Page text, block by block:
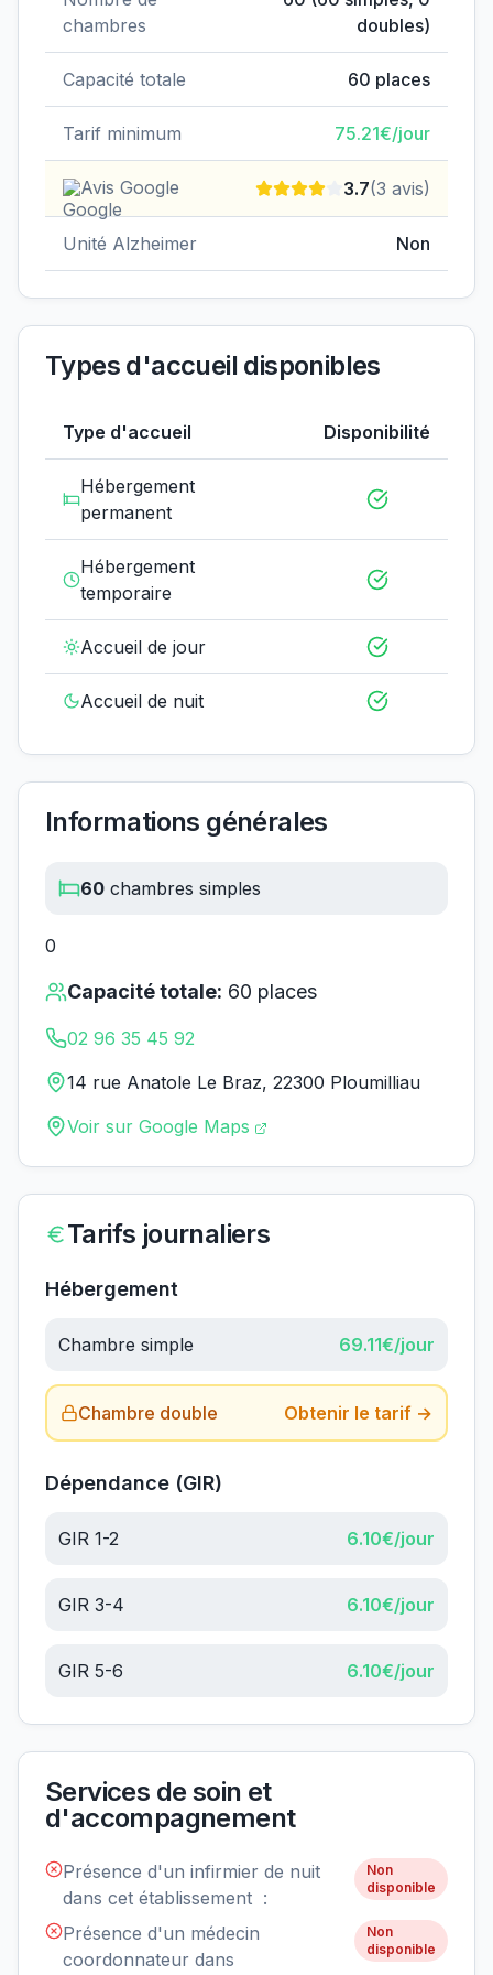
chambres
doubles)
Capacité totale 60 places
Tarif minimum 75.21€/jour
Avis Google 3.7(3 avis)
Unité Alzheimer Non
Types d'accueil disponibles
Type d'accueil Disponibilité
Hébergement
permanent
Hébergement
temporaire
Accueil de jour
Accueil de nuit
Informations générales
60 chambres simples
0
Capacité totale: 60 places
02 96 35 45 92
14 rue Anatole Le Braz, 22300 Ploumilliau
Voir sur Google Maps
Tarifs journaliers
Hébergement
Chambre simple 69.11€/jour
Chambre double Obtenir le tarif →
Dépendance (GIR)
GIR 1-2 6.10€/jour
GIR 3-4 6.10€/jour
GIR 5-6 6.10€/jour
Services de soin et
d'accompagnement
Présence d'un infirmier de nuit
dans cet établissement :
Non
disponible
Présence d'un médecin
coordonnateur dans
Non
disponible